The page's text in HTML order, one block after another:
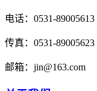
电话： 0531-89005613
传真： 0531-89005623
邮箱： jin@163.com